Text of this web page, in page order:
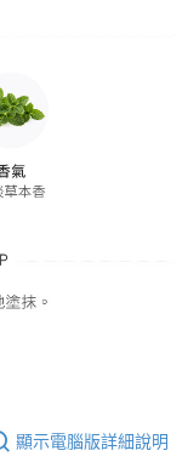
顯示電腦版詳細說明